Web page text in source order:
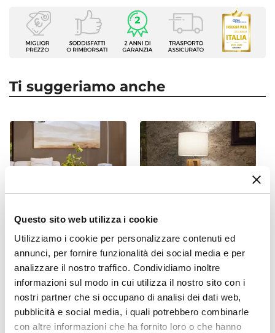
Questo sito web utilizza i cookie
Utilizziamo i cookie per personalizzare contenuti ed
annunci, per fornire funzionalità dei social media e per
analizzare il nostro traffico. Condividiamo inoltre
informazioni sul modo in cui utilizza il nostro sito con i
nostri partner che si occupano di analisi dei dati web,
pubblicità e social media, i quali potrebbero combinarle
con altre informazioni che ha fornito loro o che hanno
Caratteristiche
Tipologia
Pouf
Forma Base
Dimensioni
Ø 50 cm
Altezza
Materiale
Grigio
Trama
Tinta unita
Ti suggeriamo anche
CODICE:KH-6VL
Tavolino rotondo 60 cm
con top in marmo verde e
base in legno naturale
cannettato - Khalid
CODICE:BR-35LN
Piantana 35x165 h cm in
legno naturale e paralume
in tessuto